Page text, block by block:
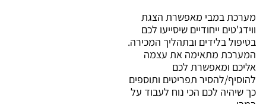
מערכת במבי מאפשרת הצגת
ווידג'טים ייחודיים שיסייעו לכם
בטיפול בלידים ובתהליך המכירה.
המערכת מתאימה את עצמה
אליכם ומאפשרת לכם
להוסיף/להסיר תפריטים ותוספים
כך שיהיה לכם הכי נוח לעבוד על